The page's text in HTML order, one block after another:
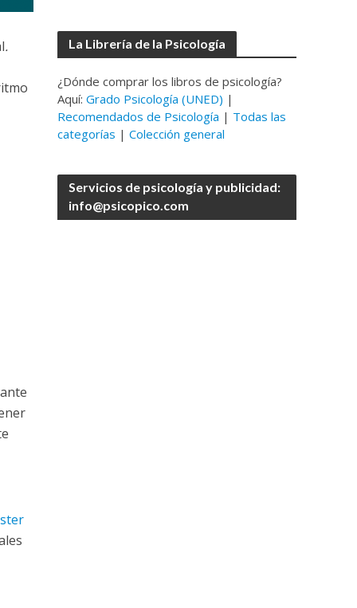
.
La Librería de la Psicología
¿Dónde comprar los libros de psicología?
Aquí:Grado Psicología (UNED) |
Recomendados de Psicología | Todas las
categorías |Colección general
Servicios de psicología y publicidad:
info@psicopico.com